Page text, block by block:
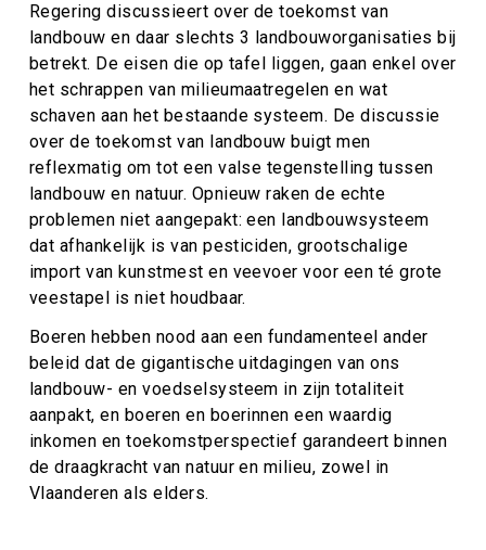
Regering discussieert over de toekomst van
landbouw en daar slechts 3 landbouworganisaties bij
betrekt. De eisen die op tafel liggen, gaan enkel over
het schrappen van milieumaatregelen en wat
schaven aan het bestaande systeem. De discussie
over de toekomst van landbouw buigt men
reflexmatig om tot een valse tegenstelling tussen
landbouw en natuur. Opnieuw raken de echte
problemen niet aangepakt: een landbouwsysteem
dat afhankelijk is van pesticiden, grootschalige
import van kunstmest en veevoer voor een té grote
veestapel is niet houdbaar.
Boeren hebben nood aan een fundamenteel ander
beleid dat de gigantische uitdagingen van ons
landbouw- en voedselsysteem in zijn totaliteit
aanpakt, en boeren en boerinnen een waardig
inkomen en toekomstperspectief garandeert binnen
de draagkracht van natuur en milieu, zowel in
Vlaanderen als elders.